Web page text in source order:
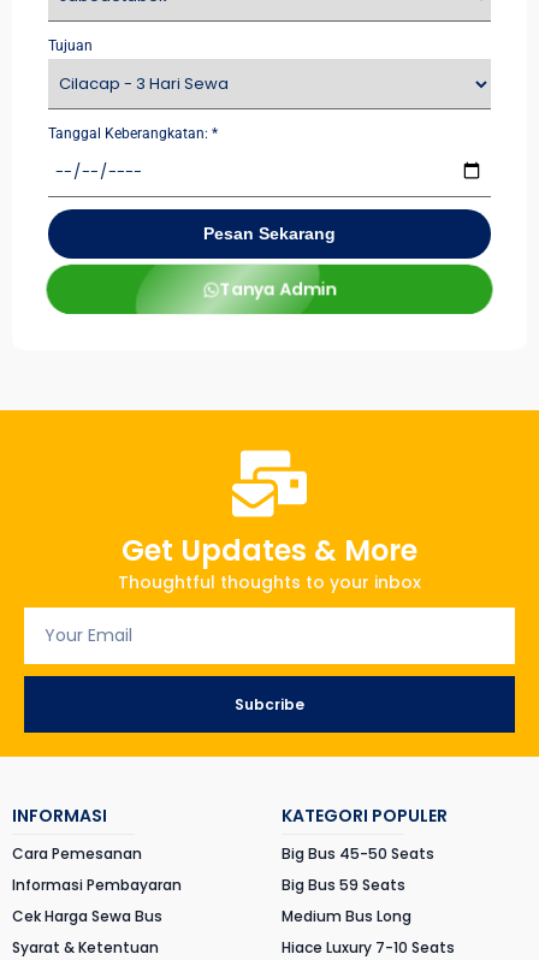
Tujuan
Tanggal Keberangkatan: *
Pesan Sekarang
Tanya Admin
Get Updates & More
Thoughtful thoughts to your inbox
Subcribe
INFORMASI
Cara Pemesanan
Informasi Pembayaran
Cek Harga Sewa Bus
Syarat & Ketentuan
KATEGORI POPULER
Big Bus 45-50 Seats
Big Bus 59 Seats
Medium Bus Long
Hiace Luxury 7-10 Seats